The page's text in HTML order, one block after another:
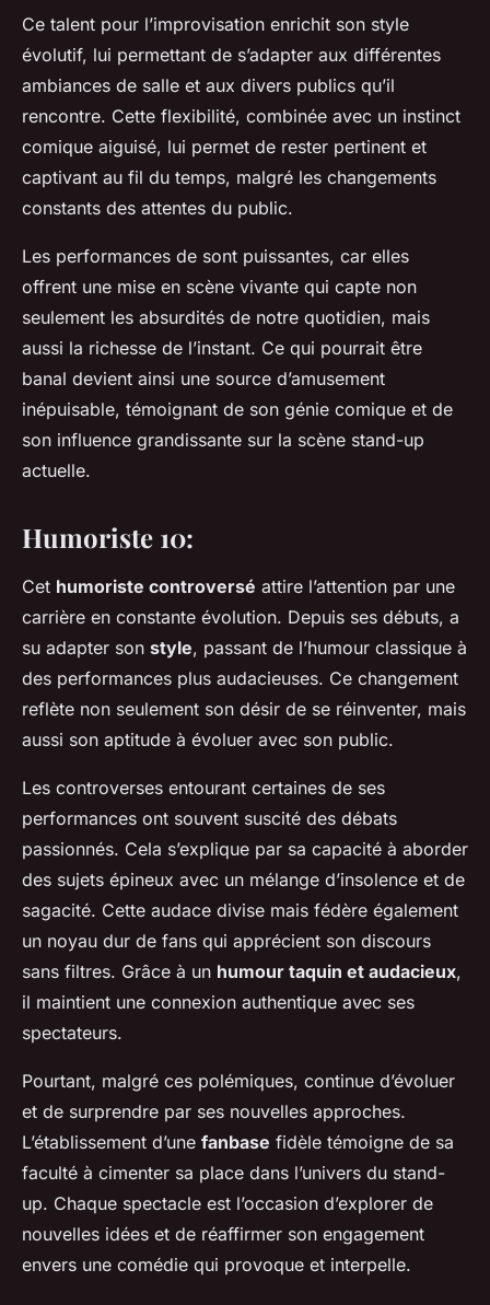
Ce talent pour l’improvisation enrichit son style
évolutif, lui permettant de s’adapter aux différentes
ambiances de salle et aux divers publics qu’il
rencontre. Cette flexibilité, combinée avec un instinct
comique aiguisé, lui permet de rester pertinent et
captivant au fil du temps, malgré les changements
constants des attentes du public.
Les performances de sont puissantes, car elles
offrent une mise en scène vivante qui capte non
seulement les absurdités de notre quotidien, mais
aussi la richesse de l’instant. Ce qui pourrait être
banal devient ainsi une source d’amusement
inépuisable, témoignant de son génie comique et de
son influence grandissante sur la scène stand-up
actuelle.
Humoriste 10:
Cet humoriste controversé attire l’attention par une
carrière en constante évolution. Depuis ses débuts, a
su adapter son style, passant de l’humour classique à
des performances plus audacieuses. Ce changement
reflète non seulement son désir de se réinventer, mais
aussi son aptitude à évoluer avec son public.
Les controverses entourant certaines de ses
performances ont souvent suscité des débats
passionnés. Cela s’explique par sa capacité à aborder
des sujets épineux avec un mélange d’insolence et de
sagacité. Cette audace divise mais fédère également
un noyau dur de fans qui apprécient son discours
sans filtres. Grâce à un humour taquin et audacieux,
il maintient une connexion authentique avec ses
spectateurs.
Pourtant, malgré ces polémiques, continue d’évoluer
et de surprendre par ses nouvelles approches.
L’établissement d’une fanbase fidèle témoigne de sa
faculté à cimenter sa place dans l’univers du stand-
up. Chaque spectacle est l’occasion d’explorer de
nouvelles idées et de réaffirmer son engagement
envers une comédie qui provoque et interpelle.